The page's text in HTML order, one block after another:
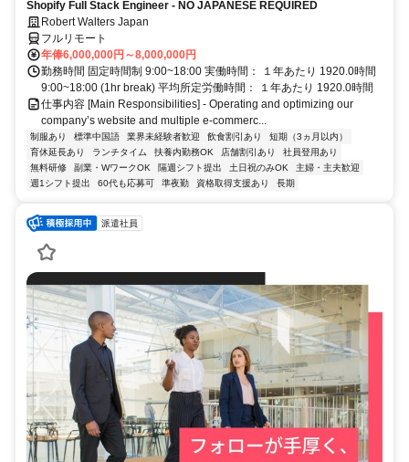
Shopify Full Stack Engineer - NO JAPANESE REQUIRED
Robert Walters Japan
フルリモート
年俸6,000,000円～8,000,000円
勤務時間 固定時間制 9:00~18:00 実働時間： １年あたり 1920.0時間
9:00~18:00 (1hr break) 平均所定労働時間： １年あたり 1920.0時間
仕事内容 [Main Responsibilities] - Operating and optimizing our
company’s website and multiple e-commerc...
制服あり 標準中国語 業界未経験者歓迎 飲食割引あり
短期（3ヵ月以内）
育休延長あり
ランチタイム 扶養内勤務OK 店舗割引あり
社員登用あり
無料研修
副業・WワークOK 隔週シフト提出 土日祝のみOK
主婦・主夫歓迎
週1シフト提出
60代も応募可 準夜勤 資格取得支援あり 長期
派遣社員